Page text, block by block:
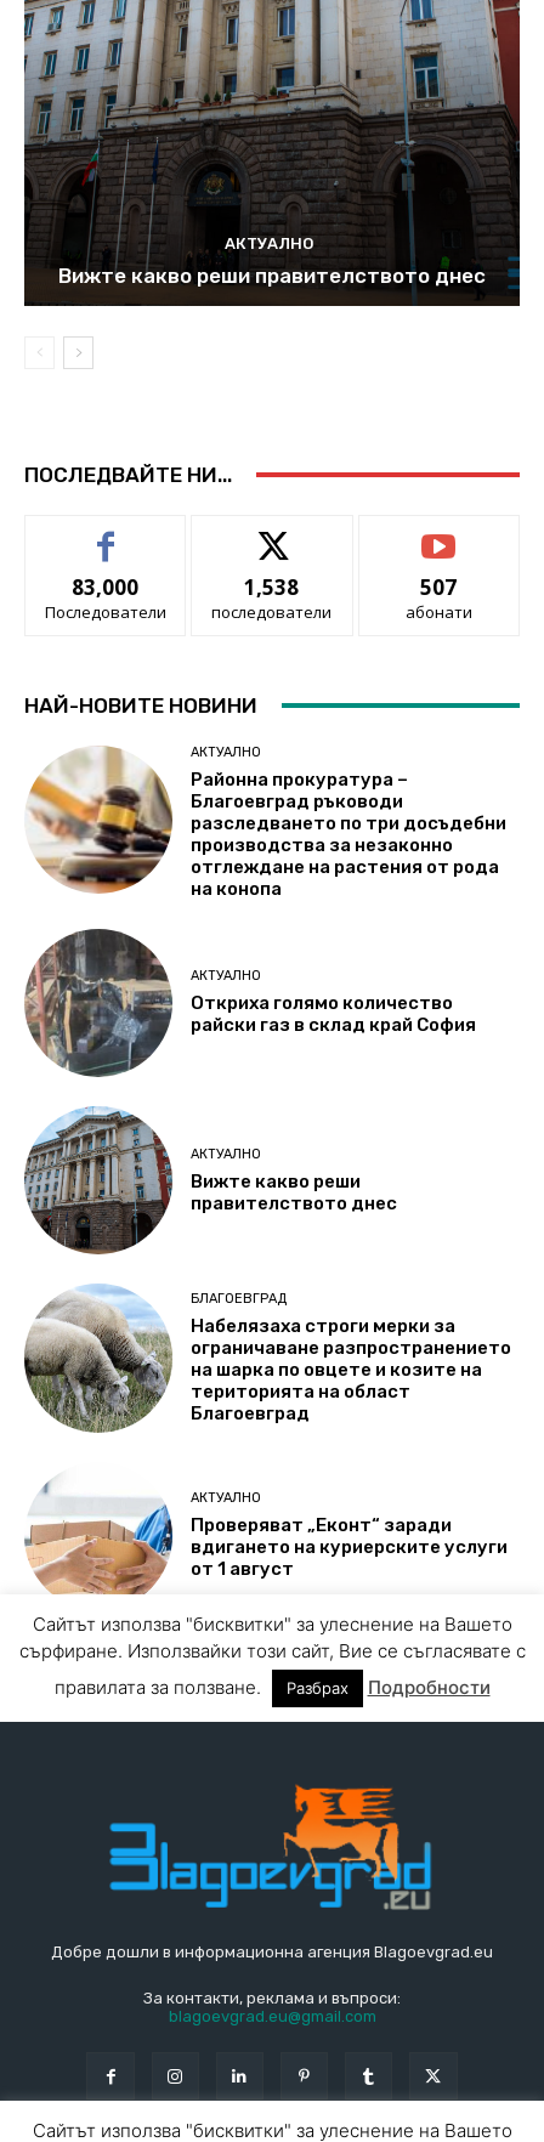
Добре дошли в информационна агенция Blagoevgrad.eu
За контакти, реклама и въпроси:
blagoevgrad.eu@gmail.com